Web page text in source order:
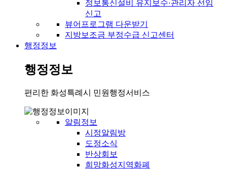
정보통신설비 유지보수·관리자 선임
신고
뷰어프로그램 다운받기
지방보조금 부정수급 신고센터
행정정보
행정정보
편리한 화성특례시 민원행정서비스
알림정보
시정알림방
도정소식
반상회보
희망화성지역화폐